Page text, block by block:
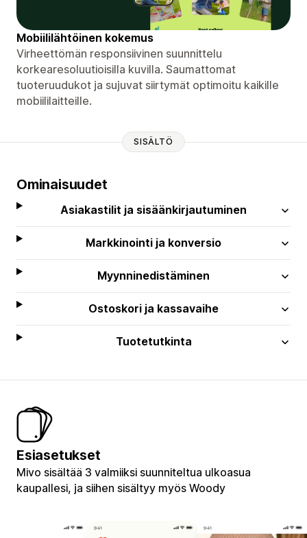
Mobiililähtöinen kokemus
Virheettömän responsiivinen suunnittelu
korkearesoluutioisilla kuvilla. Saumattomat
tuoteruudukot ja sujuvat siirtymät optimoitu kaikille
mobiililaitteille.
SISÄLTÖ
Ominaisuudet
Asiakastilit ja sisäänkirjautuminen
Markkinointi ja konversio
Myynninedistäminen
Ostoskori ja kassavaihe
Tuotetutkinta
Esiasetukset
Mivo sisältää 3 valmiiksi suunniteltua ulkoasua
kaupallesi, ja siihen sisältyy myös Woody